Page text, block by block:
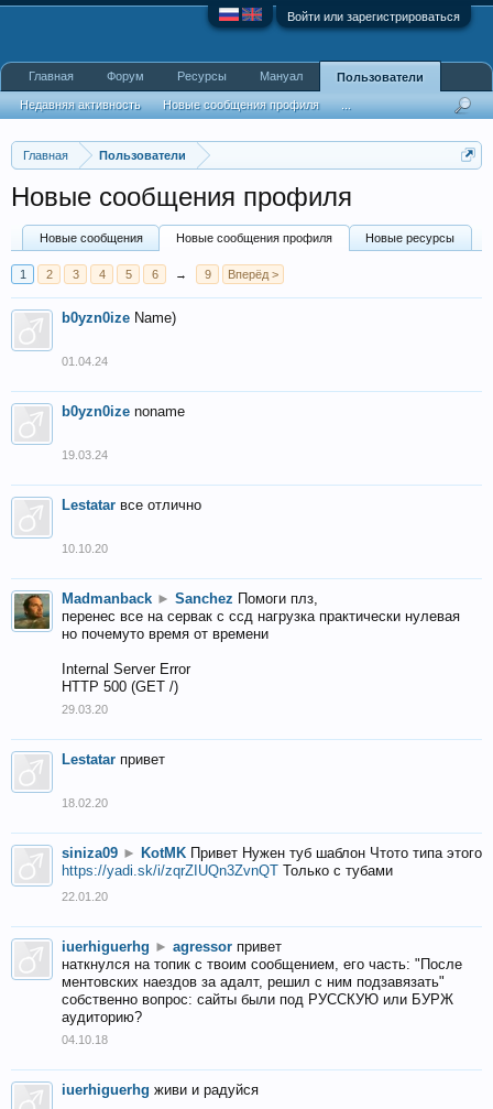
Войти или зарегистрироваться
Главная Пользователи
Новые сообщения профиля
Новые сообщения Новые сообщения профиля Новые ресурсы
1 2 3 4 5 6 → 9 Вперёд >
b0yzn0ize Name)
01.04.24
b0yzn0ize noname
19.03.24
Lestatar все отлично
10.10.20
Madmanback ► Sanchez Помоги плз,
перенес все на сервак с ссд нагрузка практически нулевая
но почемуто время от времени
Internal Server Error
HTTP 500 (GET /)
29.03.20
Lestatar привет
18.02.20
siniza09 ► KotMK Привет Нужен туб шаблон Чтото типа этого
https://yadi.sk/i/zqrZIUQn3ZvnQT Только с тубами
22.01.20
iuerhiguerhg ► agressor привет
наткнулся на топик с твоим сообщением, его часть: "После
ментовских наездов за адалт, решил с ним подзавязать"
собственно вопрос: сайты были под РУССКУЮ или БУРЖ
аудиторию?
04.10.18
iuerhiguerhg живи и радуйся
Главная Форум Ресурсы Мануал Пользователи
Недавняя активность Новые сообщения профиля